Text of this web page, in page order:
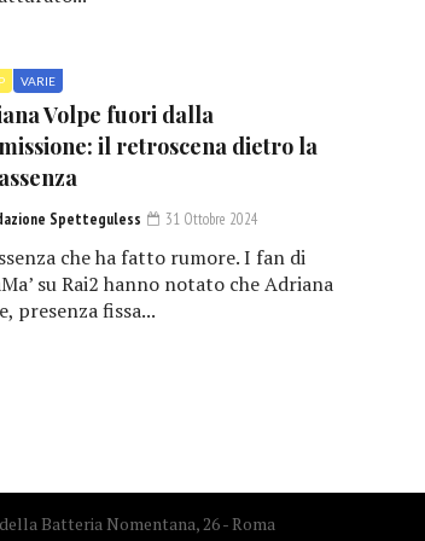
VARIE
Volpe fuori dalla
il retroscena dietro la
Spetteguless 31 Ottobre 2024
che ha fatto rumore. I fan di
su Rai2 hanno notato che Adriana
presenza fissa...
Batteria Nomentana, 26 - Roma